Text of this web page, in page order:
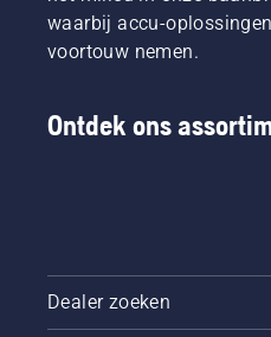
waarbij accu-
voortouw nemen.
Ontdek ons
Dealer zoeken